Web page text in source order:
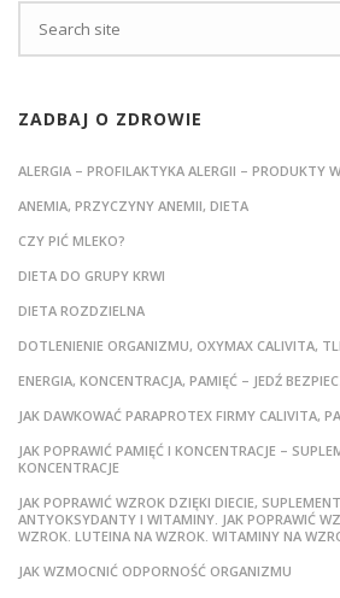
ZADBAJ O ZDROWIE
ALERGIA – PROFILAKTYKA ALERGII – PRODUKTY
ANEMIA, PRZYCZYNY ANEMII, DIETA
CZY PIĆ MLEKO?
DIETA DO GRUPY KRWI
DIETA ROZDZIELNA
DOTLENIENIE ORGANIZMU, OXYMAX CALIVITA,
ENERGIA, KONCENTRACJA, PAMIĘĆ – JEDŹ
JAK DAWKOWAĆ PARAPROTEX FIRMY CALIVITA,
JAK POPRAWIĆ PAMIĘĆ I KONCENTRACJE –
KONCENTRACJE
JAK POPRAWIĆ WZROK DZIĘKI DIECIE,
ANTYOKSYDANTY I WITAMINY. JAK POPRAWIĆ
WZROK. LUTEINA NA WZROK. WITAMINY NA
JAK WZMOCNIĆ ODPORNOŚĆ ORGANIZMU